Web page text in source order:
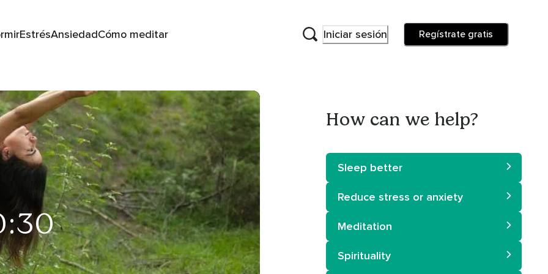
EstrésAnsiedadCómo meditar Iniciar sesión Regístrate gratis
How can we help?
Sleep better
Reduce stress or anxiety
Meditation
Spirituality